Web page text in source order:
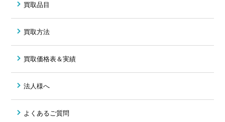
買取品目
買取方法
買取価格表＆実績
法人様へ
よくあるご質問